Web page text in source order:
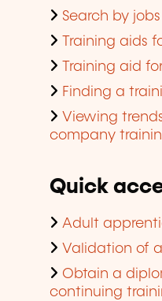
Search by
Training aids
Training aid
Finding a
Viewing
company
Quick
Adult
Validation of
Obtain a
continuing